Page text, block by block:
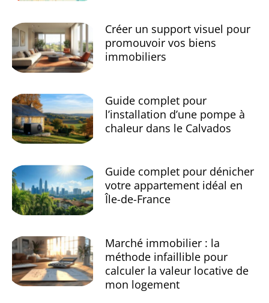
Créer un support visuel pour
promouvoir vos biens
immobiliers
Guide complet pour
l’installation d’une pompe à
chaleur dans le Calvados
Guide complet pour dénicher
votre appartement idéal en
Île-de-France
Marché immobilier : la
méthode infaillible pour
calculer la valeur locative de
mon logement